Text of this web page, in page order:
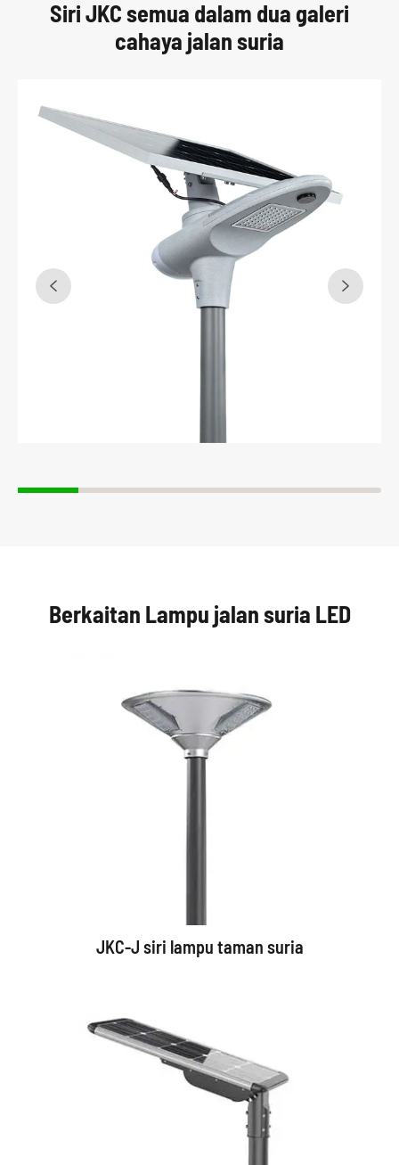
Siri JKC semua dalam dua galeri
cahaya jalan suria
 
Berkaitan Lampu jalan suria LED
JKC-J siri lampu taman suria